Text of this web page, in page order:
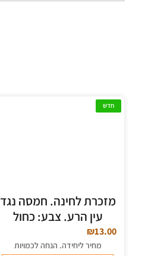
חדש
מזכרת לחינה. חמסה נגד
עין הרע. צבע: כחול
₪13.00
מחיר ליחידה. הנחה לכמויות